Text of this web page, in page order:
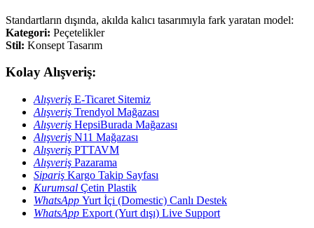
Standartların dışında, akılda kalıcı tasarımıyla fark yaratan model:
Kategori: Peçetelikler
Stil: Konsept Tasarım
Kolay Alışveriş:
Alışveriş E-Ticaret Sitemiz
Alışveriş Trendyol Mağazası
Alışveriş HepsiBurada Mağazası
Alışveriş N11 Mağazası
Alışveriş PTTAVM
Alışveriş Pazarama
Sipariş Kargo Takip Sayfası
Kurumsal Çetin Plastik
WhatsApp Yurt İçi (Domestic) Canlı Destek
WhatsApp Export (Yurt dışı) Live Support